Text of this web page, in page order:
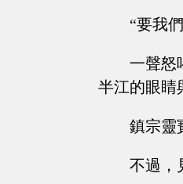
“要我
一聲怒
半江的眼睛
鎮宗靈
不過，